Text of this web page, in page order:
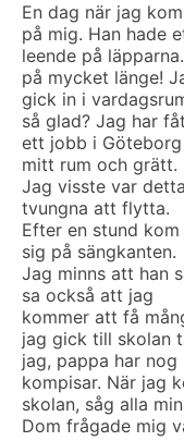
En dag när jag
på mig. Han hade
leende på
på mycket länge!
gick in i
så glad? Jag har
ett jobb i
mitt rum och grätt.
Jag visste var
tvungna att flytta.
Efter en stund
sig på sängkanten.
Jag minns att han
sa också att jag
kommer att få
jag gick till skolan
jag, pappa har
kompisar. När jag
skolan, såg alla
Dom frågade mig